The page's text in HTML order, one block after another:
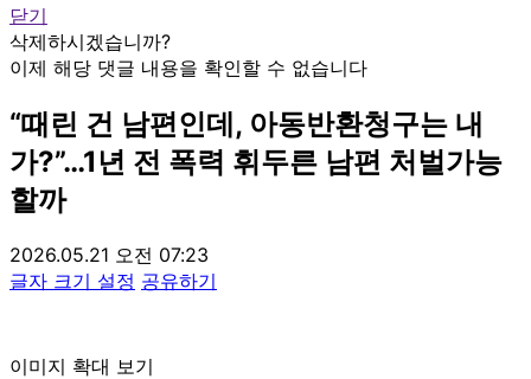
닫기
삭제하시겠습니까?
이제 해당 댓글 내용을 확인할 수 없습니다
“때린 건 남편인데, 아동반환청구는 내
가?”…1년 전 폭력 휘두른 남편 처벌가능
할까
2026.05.21 오전 07:23
글자 크기 설정 공유하기
이미지 확대 보기